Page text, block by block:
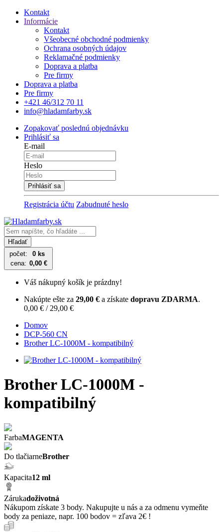
Kontakt
Informácie
Kontakt
Všeobecné obchodné podmienky
Ochrana osobných údajov
Reklamačné podmienky
Doprava a platba
Pre firmy
Doprava a platba
Pre firmy
+421 46/312 70 11
info@hladamfarby.sk
Zopakovať poslednú objednávku
Prihlásiť sa
E-mail
Heslo
Registrácia účtu Zabudnuté heslo
Hľadať
počet:
0 ks
cena: 0,00 €
Váš nákupný košík je prázdny!
Nakúpte ešte za 29,00 € a získate dopravu ZDARMA.
0,00 € / 29,00 €
Domov
DCP-560 CN
Brother LC-1000M - kompatibilný
Brother LC-1000M -
kompatibilný
FarbaMAGENTA
Do tlačiarneBrother
Kapacita12 ml
Zárukadoživotná
Nákupom získate 3 body. Nakupujte u nás a za odmenu vymeňte
body za peniaze, napr. 100 bodov = zľava 2€ !